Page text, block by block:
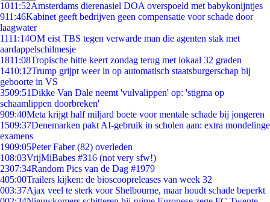
1011:52Amsterdams dierenasiel DOA overspoeld met babykonijntjes
911:46Kabinet geeft bedrijven geen compensatie voor schade door
laagwater
1111:14OM eist TBS tegen verwarde man die agenten stak met
aardappelschilmesje
1811:08Tropische hitte keert zondag terug met lokaal 32 graden
1410:12Trump grijpt weer in op automatisch staatsburgerschap bij
geboorte in VS
3509:51Dikke Van Dale neemt 'vulvalippen' op: 'stigma op
schaamlippen doorbreken'
909:40Meta krijgt half miljard boete voor mentale schade bij jongeren
1509:37Denemarken pakt AI-gebruik in scholen aan: extra mondelinge
examens
1909:05Peter Faber (82) overleden
108:03VrijMiBabes #316 (not very sfw!)
2307:34Random Pics van de Dag #1979
405:00Trailers kijken: de bioscoopreleases van week 32
003:37Ajax veel te sterk voor Shelbourne, maar houdt schade beperkt